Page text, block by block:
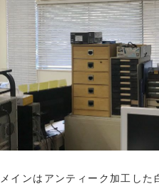
メインはアンティーク加工した